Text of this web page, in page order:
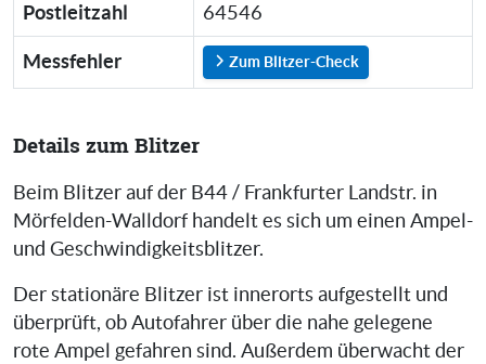
Postleitzahl 64546
Messfehler Zum Blitzer-Check
Details zum Blitzer
Beim Blitzer auf der B44 / Frankfurter Landstr. in
Mörfelden-Walldorf handelt es sich um einen Ampel-
und Geschwindigkeitsblitzer.
Der stationäre Blitzer ist innerorts aufgestellt und
überprüft, ob Autofahrer über die nahe gelegene
rote Ampel gefahren sind. Außerdem überwacht der